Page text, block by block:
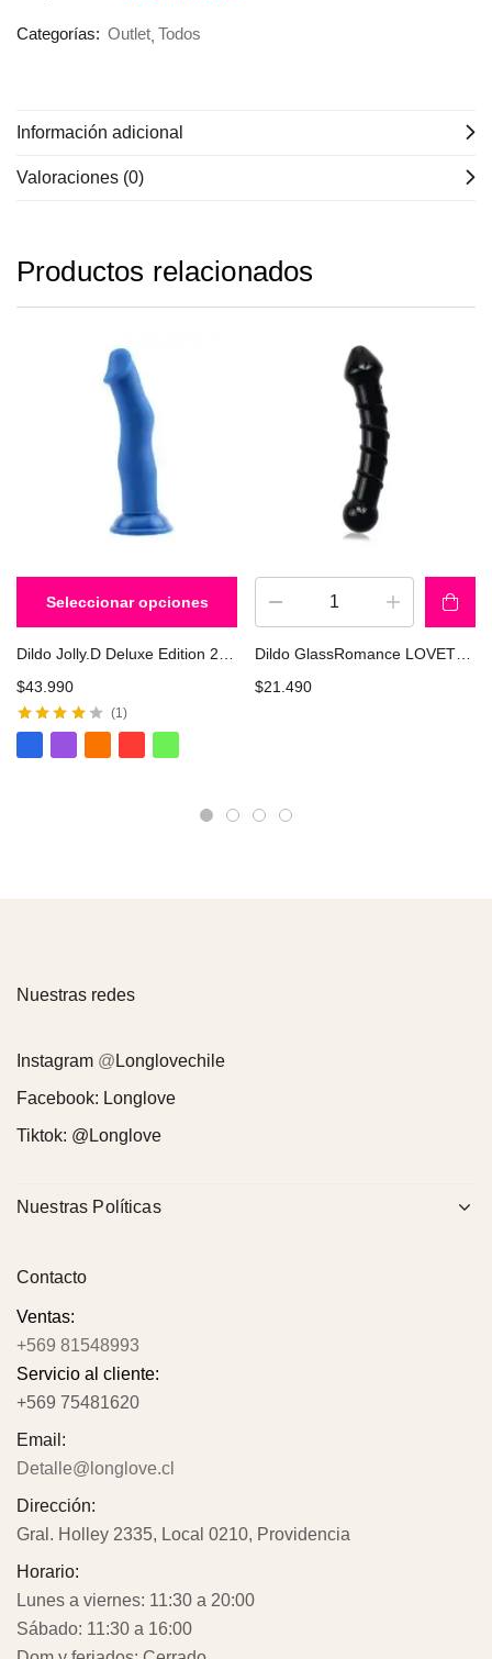
Categorías: Outlet Todos
Información adicional
Valoraciones (0)
Productos relacionados
Seleccionar opciones
$43.990
Valorado
1
$21.490
Nuestras redes
Instagram @ Longlovechile
Facebook: Longlove
Tiktok: @Longlove
Nuestras Políticas
Contacto
Ventas:
+569 81548993
Servicio al cliente:
+569 75481620
Email:
Detalle@longlove.cl
Dirección:
Gral. Holley 2335, Local 0210, Providencia
Horario:
Lunes a viernes: 11:30 a 20:00
Sábado: 11:30 a 16:00